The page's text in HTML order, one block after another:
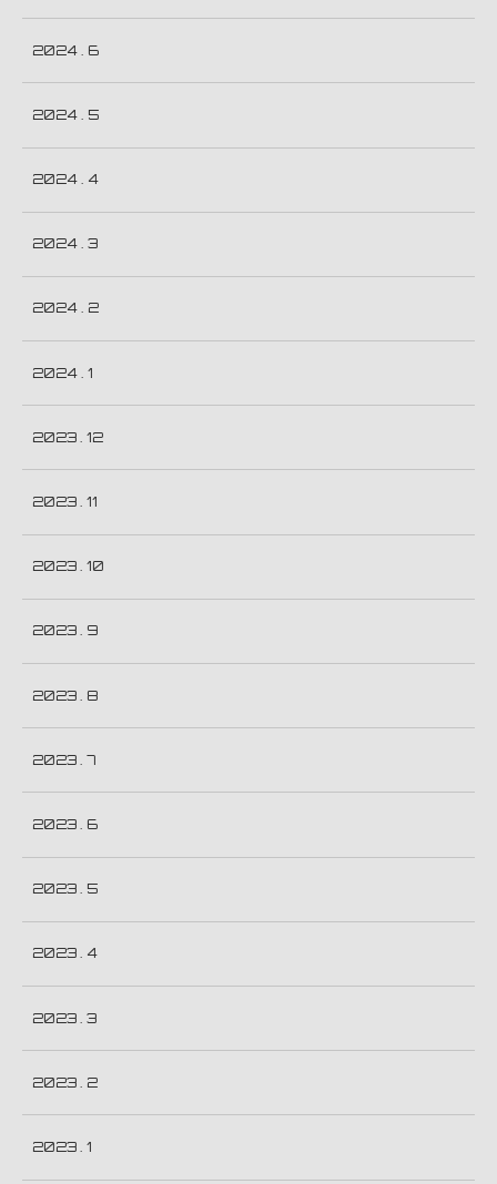
2024 . 6
2024 . 5
2024 . 4
2024 . 3
2024 . 2
2024 . 1
2023 . 12
2023 . 11
2023 . 10
2023 . 9
2023 . 8
2023 . 7
2023 . 6
2023 . 5
2023 . 4
2023 . 3
2023 . 2
2023 . 1